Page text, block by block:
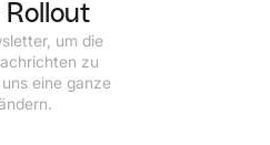
um die
zu
eine ganze